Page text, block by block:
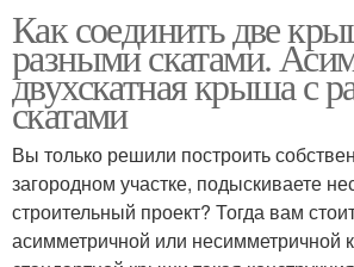
Как соединить две
разными скатами.
двухскатная крыша с
скатами
Вы только решили построить
загородном участке, подыскиваете
строительный проект? Тогда вам
асимметричной или несимметричной